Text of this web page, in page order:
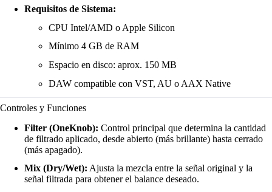
Requisitos de Sistema:
CPU Intel/AMD o Apple Silicon
Mínimo 4 GB de RAM
Espacio en disco: aprox. 150 MB
DAW compatible con VST, AU o AAX Native
Controles y Funciones
Filter (OneKnob): Control principal que determina la cantidad
de filtrado aplicado, desde abierto (más brillante) hasta cerrado
(más apagado).
Mix (Dry/Wet): Ajusta la mezcla entre la señal original y la
señal filtrada para obtener el balance deseado.